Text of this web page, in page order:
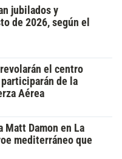
jubilados y
de 2026, según el
el centro
de la
Aérea
Matt Damon en La
mediterráneo que